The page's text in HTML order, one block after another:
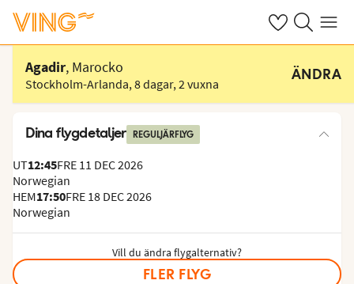
Se dinaSök på ving.se
Meny
Välj hotell
Agadir, Marocko
Stockholm-Arlanda,8 dagar,2 vuxna
ÄNDRA
Dina flygdetaljer REGULJÄRFLYG
UT12:45FRE 11 DEC 2026
Norwegian
HEM17:50FRE 18 DEC 2026
Norwegian
Vill du ändra flygalternativ?
FLER FLYG